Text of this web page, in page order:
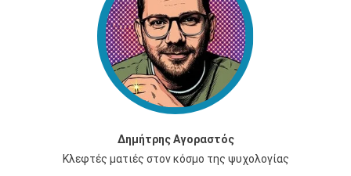
Δημήτρης Αγοραστός
Κλεφτές ματιές στον κόσμο της ψυχολογίας